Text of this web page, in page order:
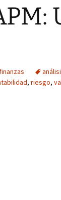
, riesgo,